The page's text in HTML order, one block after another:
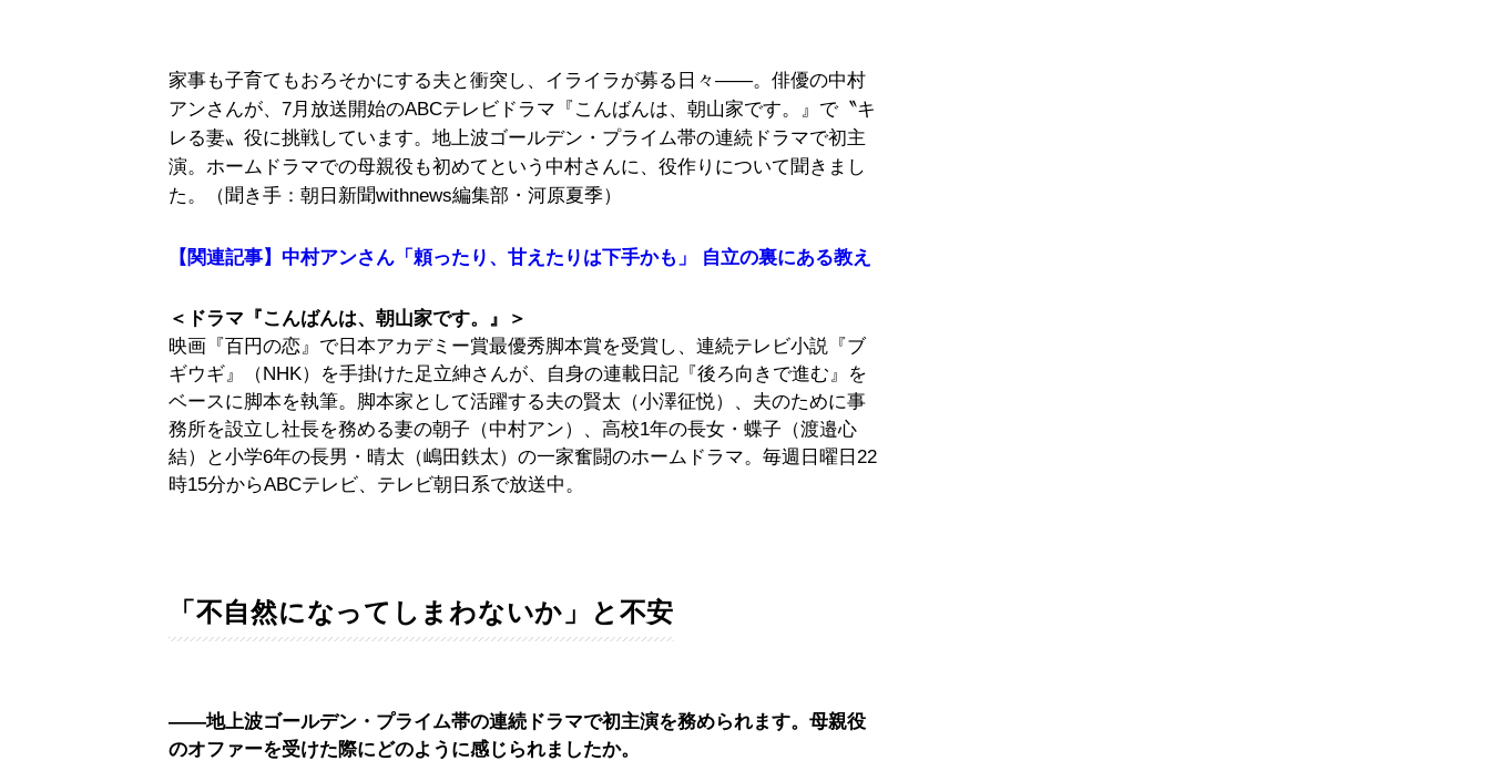
家事も子育てもおろそかにする夫と衝突し、イライラが募る日々――。俳優の中村
アンさんが、7月放送開始のABCテレビドラマ『こんばんは、朝山家です。』で〝キ
レる妻〟役に挑戦しています。地上波ゴールデン・プライム帯の連続ドラマで初主
演。ホームドラマでの母親役も初めてという中村さんに、役作りについて聞きまし
た。（聞き手：朝日新聞withnews編集部・河原夏季）
【関連記事】中村アンさん「頼ったり、甘えたりは下手かも」 自立の裏にある教え
＜ドラマ『こんばんは、朝山家です。』＞
映画『百円の恋』で日本アカデミー賞最優秀脚本賞を受賞し、連続テレビ小説『ブ
ギウギ』（NHK）を手掛けた足立紳さんが、自身の連載日記『後ろ向きで進む』を
ベースに脚本を執筆。脚本家として活躍する夫の賢太（小澤征悦）、夫のために事
務所を設立し社長を務める妻の朝子（中村アン）、高校1年の長女・蝶子（渡邉心
結）と小学6年の長男・晴太（嶋田鉄太）の一家奮闘のホームドラマ。毎週日曜日22
時15分からABCテレビ、テレビ朝日系で放送中。
「不自然になってしまわないか」と不安
――地上波ゴールデン・プライム帯の連続ドラマで初主演を務められます。母親役
のオファーを受けた際にどのように感じられましたか。